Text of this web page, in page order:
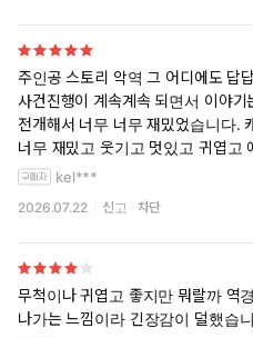
주인공 스토리 악역 그 어디에도 답
사건진행이 계속계속 되면서 이야
전개해서 너무 너무 재밌었습니다.
너무 재밌고 웃기고 멋있고 귀엽고
고 진짜 킬링타임용 그 이상의 제 취
결완벽하지만 더 보고싶은 욕심만
kel***
2026.07.22 신고 차단
무척이나 귀엽고 좋지만 뭐랄까 역
나가는 느낌이라 긴장감이 덜했습